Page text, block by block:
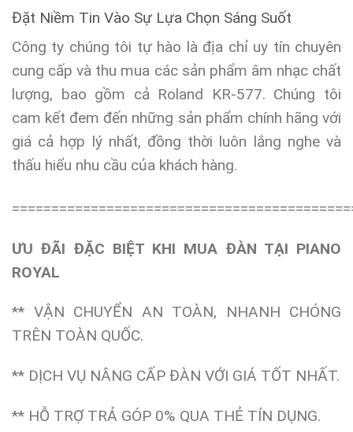
Đặt Niềm Tin Vào Sự Lựa Chọn Sáng Suốt
Công ty chúng tôi tự hào là địa chỉ uy tín chuyên
cung cấp và thu mua các sản phẩm âm nhạc chất
lượng, bao gồm cả Roland KR-577. Chúng tôi
cam kết đem đến những sản phẩm chính hãng với
giá cả hợp lý nhất, đồng thời luôn lắng nghe và
thấu hiểu nhu cầu của khách hàng.
ƯU ĐÃI ĐẶC BIỆT KHI MUA ĐÀN TẠI PIANO
ROYAL
** VẬN CHUYỂN AN TOÀN, NHANH CHÓNG
TRÊN TOÀN QUỐC.
** DỊCH VỤ NÂNG CẤP ĐÀN VỚI GIÁ TỐT NHẤT.
** HỖ TRỢ TRẢ GÓP 0% QUA THẺ TÍN DỤNG.